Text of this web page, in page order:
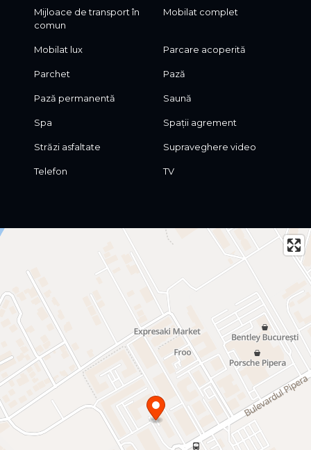
Mijloace de transport în
comun
Mobilat complet
Mobilat lux Parcare acoperită
Parchet Pază
Pază permanentă Saună
Spa Spații agrement
Străzi asfaltate Supraveghere video
Telefon TV